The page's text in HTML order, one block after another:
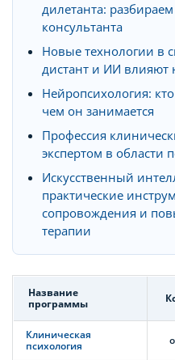
дилетанта:
консультанта
Новые технологии в
дистант и ИИ влияют
Нейропсихология:
чем он занимается
Профессия
экспертом в области
Искусственный
практические
сопровождения и
терапии
Название
программы
Клиническая
психология